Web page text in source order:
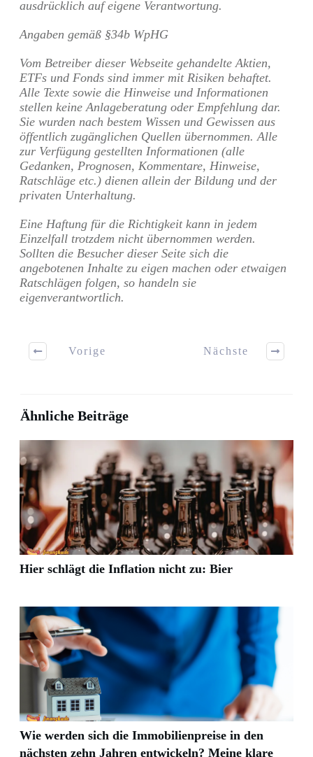
ausdrücklich auf eigene Verantwortung.
Angaben gemäß §34b WpHG
Vom Betreiber dieser Webseite gehandelte Aktien,
ETFs und Fonds sind immer mit Risiken behaftet.
Alle Texte sowie die Hinweise und Informationen
stellen keine Anlageberatung oder Empfehlung dar.
Sie wurden nach bestem Wissen und Gewissen aus
öffentlich zugänglichen Quellen übernommen. Alle
zur Verfügung gestellten Informationen (alle
Gedanken, Prognosen, Kommentare, Hinweise,
Ratschläge etc.) dienen allein der Bildung und der
privaten Unterhaltung.
Eine Haftung für die Richtigkeit kann in jedem
Einzelfall trotzdem nicht übernommen werden.
Sollten die Besucher dieser Seite sich die
angebotenen Inhalte zu eigen machen oder etwaigen
Ratschlägen folgen, so handeln sie
eigenverantwortlich.
Vorige Nächste
Ähnliche Beiträge
Hier schlägt die Inflation nicht zu: Bier
Wie werden sich die Immobilienpreise in den
nächsten zehn Jahren entwickeln? Meine klare